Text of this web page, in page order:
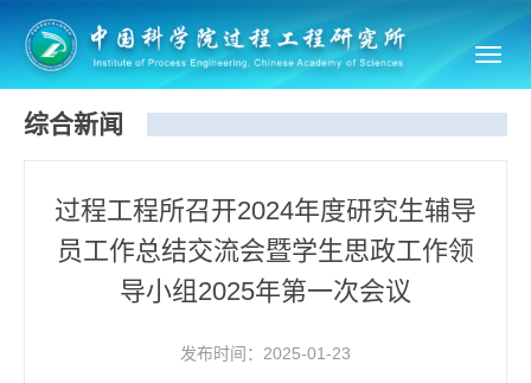
综合新闻
过程工程所召开2024年度研究生辅导
员工作总结交流会暨学生思政工作领
导小组2025年第一次会议
发布时间：2025-01-23